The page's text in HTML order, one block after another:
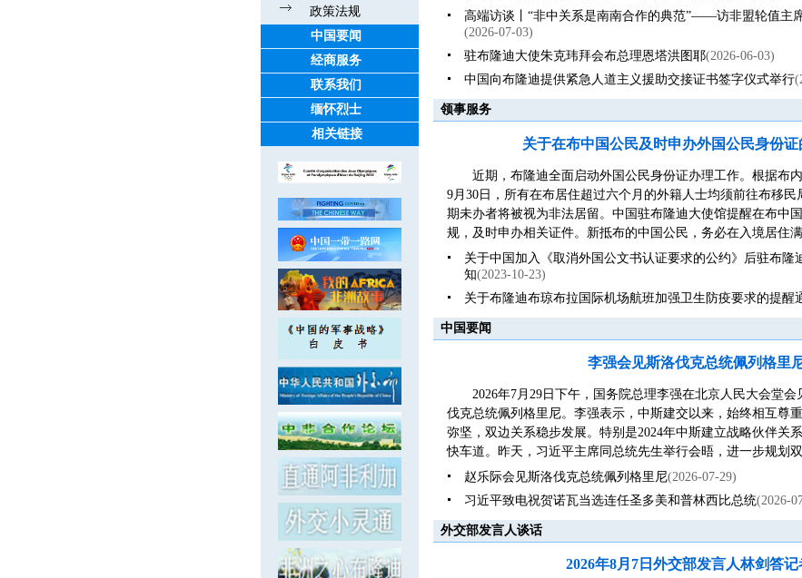
政策法规
中国要闻
经商服务
联系我们
缅怀烈士
相关链接
高端访谈丨“非中关系是南南合作的典范”——访非盟轮值主
(2026-07-03)
驻布隆迪大使朱克玮拜会布总理恩塔洪图耶(2026-06-03)
中国向布隆迪提供紧急人道主义援助交接证书签字仪式举行
领事服务
关于在布中国公民及时申办外国公民身份
近期，布隆迪全面启动外国公民身份证办理工作。根据布
9月30日，所有在布居住超过六个月的外籍人士均须前往布移
期未办者将被视为非法居留。中国驻布隆迪大使馆提醒在布中
规，及时申办相关证件。新抵布的中国公民，务必在入境居住
关于中国加入《取消外国公文书认证要求的公约》后驻布隆
知(2023-10-23)
关于布隆迪布琼布拉国际机场航班加强卫生防疫要求的提醒
中国要闻
李强会见斯洛伐克总统佩列格里
2026年7月29日下午，国务院总理李强在北京人民大会堂
伐克总统佩列格里尼。李强表示，中斯建交以来，始终相互尊
弥坚，双边关系稳步发展。特别是2024年中斯建立战略伙伴关
快车道。昨天，习近平主席同总统先生举行会晤，进一步规划
赵乐际会见斯洛伐克总统佩列格里尼(2026-07-29)
习近平致电祝贺诺瓦当选连任圣多美和普林西比总统(2026-
外交部发言人谈话
2026年8月7日外交部发言人林剑答记